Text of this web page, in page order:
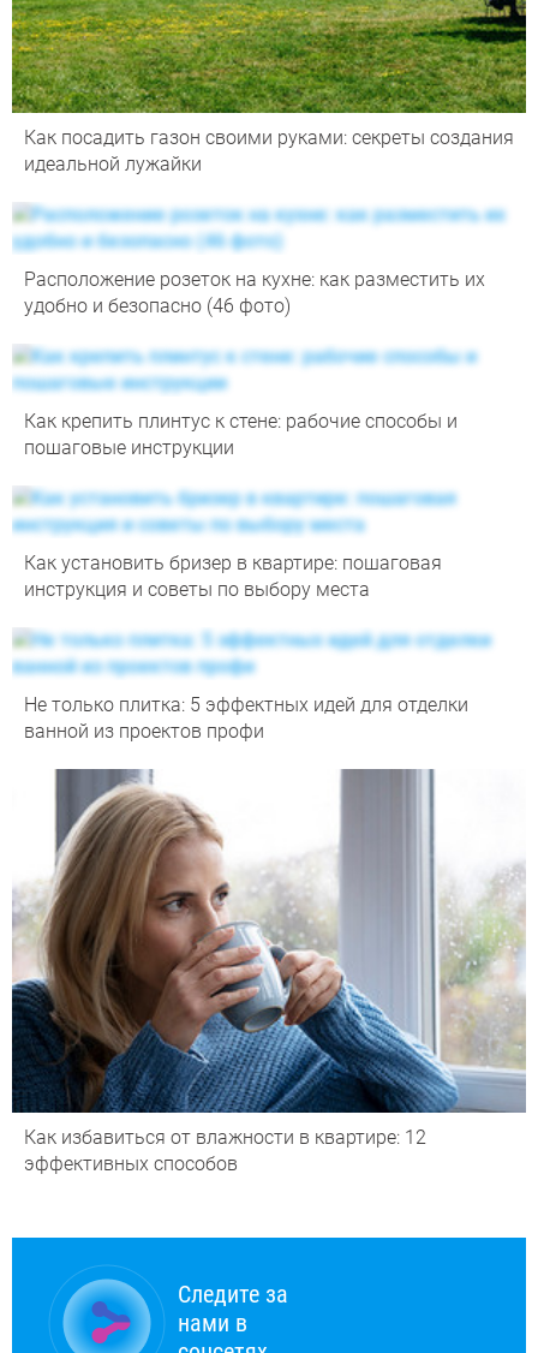
Как посадить газон своими руками: секреты создания
идеальной лужайки
Расположение розеток на кухне: как разместить их
удобно и безопасно (46 фото)
Как крепить плинтус к стене: рабочие способы и
пошаговые инструкции
Как установить бризер в квартире: пошаговая
инструкция и советы по выбору места
Не только плитка: 5 эффектных идей для отделки
ванной из проектов профи
Как избавиться от влажности в квартире: 12
эффективных способов
Следите за
нами в